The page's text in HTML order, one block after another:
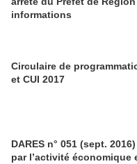
informations
Circulaire de
et CUI 2017
DARES n° 051 (sept.
par l’activité économique